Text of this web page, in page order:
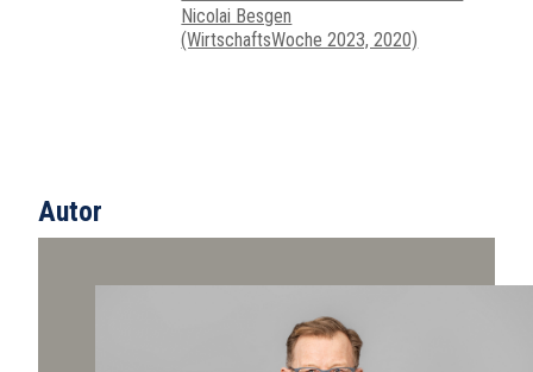
Nicolai Besgen
(WirtschaftsWoche 2023, 2020)
Autor